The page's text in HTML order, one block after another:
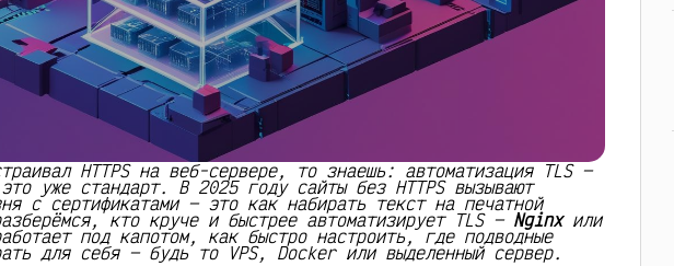
HTTPS на веб-сервере, то знаешь: автоматизация TLS —
уже стандарт. В 2025 году сайты без HTTPS вызывают
с сертификатами — это как набирать текст на печатной
кто круче и быстрее автоматизирует TLS — Nginxили
под капотом, как быстро настроить, где подводные
для себя — будь то VPS, Docker или выделенный сервер.